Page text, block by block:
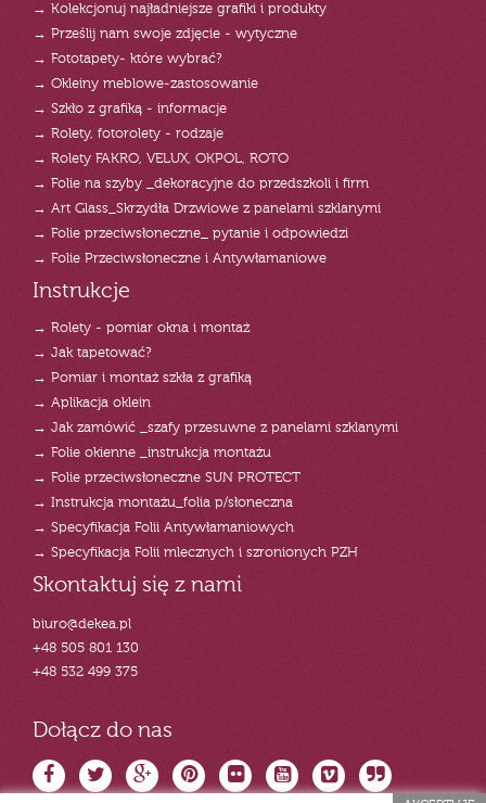
→ Kolekcjonuj najładniejsze grafiki i produkty
→ Prześlij nam swoje zdjęcie - wytyczne
→ Fototapety- które wybrać?
→ Okleiny meblowe-zastosowanie
→ Szkło z grafiką - informacje
→ Rolety, fotorolety - rodzaje
→ Rolety FAKRO, VELUX, OKPOL, ROTO
→ Folie na szyby _dekoracyjne do przedszkoli i firm
→ Art Glass_Skrzydła Drzwiowe z panelami szklanymi
→ Folie przeciwsłoneczne_ pytanie i odpowiedzi
→ Folie Przeciwsłoneczne i Antywłamaniowe
Instrukcje
→ Rolety - pomiar okna i montaż
→ Jak tapetować?
→ Pomiar i montaż szkła z grafiką
→ Aplikacja oklein
→ Jak zamówić _szafy przesuwne z panelami szklanymi
→ Folie okienne _instrukcja montażu
→ Folie przeciwsłoneczne SUN PROTECT
→ Instrukcja montażu_folia p/słoneczna
→ Specyfikacja Folii Antywłamaniowych
→ Specyfikacja Folii mlecznych i szronionych PZH
Skontaktuj się z nami
biuro@dekea.pl
+48 505 801 130
+48 532 499 375
Dołącz do nas